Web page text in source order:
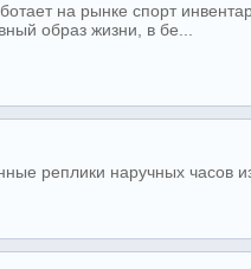
на рынке спорт
образ жизни, в бе...
реплики наручных часов